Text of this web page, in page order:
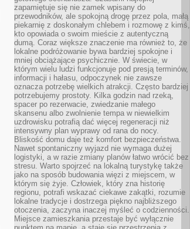
zapamiętuje się nie zamek wpisany do
przewodników, ale spokojną drogę przez pola, małą
piekarnię z doskonałym chlebem i rozmowę z kimś,
kto opowiada o swoim mieście z autentyczną
dumą. Coraz większe znaczenie ma również to, że
lokalne podróżowanie bywa bardziej spokojne i
mniej obciążające psychicznie. W świecie, w
którym wielu ludzi funkcjonuje pod presją terminów,
informacji i hałasu, odpoczynek nie zawsze
oznacza potrzebę wielkich atrakcji. Często bardziej
potrzebujemy prostoty. Kilka godzin nad rzeką,
spacer po rezerwacie, zwiedzanie małego
skansenu albo zwolnienie tempa w niewielkim
uzdrowisku potrafią dać więcej regeneracji niż
intensywny plan wyprawy od rana do nocy.
Bliskość domu daje też komfort bezpieczeństwa.
Nawet spontaniczny wyjazd nie wymaga dużej
logistyki, a w razie zmiany planów łatwo wrócić bez
stresu. Warto spojrzeć na lokalną turystykę także
jako na sposób budowania więzi z miejscem, w
którym się żyje. Człowiek, który zna historię
regionu, potrafi wskazać ciekawe zakątki, rozumie
lokalne tradycje i dostrzega piękno najbliższego
otoczenia, zaczyna inaczej myśleć o codzienności.
Miejsce zamieszkania przestaje być wyłącznie